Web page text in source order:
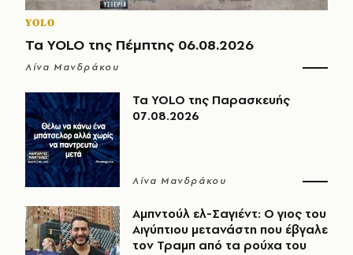
YOLO
Τα YOLO της Πέμπτης 06.08.2026
Λίνα Μανδράκου
Τα YOLO της Παρασκευής
07.08.2026
Λίνα Μανδράκου
Αμπντούλ ελ-Σαγιέντ: Ο γιος του
Αιγύπτιου μετανάστη που έβγαλε
τον Τραμπ από τα ρούχα του